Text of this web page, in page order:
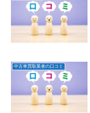
中古車買取業者の口コミ